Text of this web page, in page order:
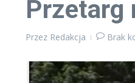
Przetarg
Przez Redakcja Brak